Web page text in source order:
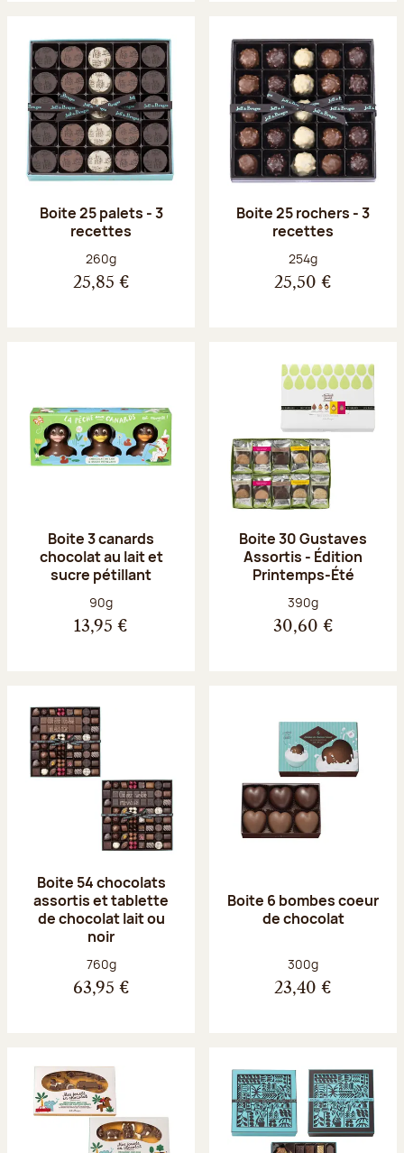
Boite 25 palets - 3
recettes
Poids net :
260g
25,85 €
Boite 25 rochers - 3
recettes
Poids net :
254g
25,50 €
Boite 3 canards
chocolat au lait et
sucre pétillant
Poids net :
90g
13,95 €
Boite 30 Gustaves
Assortis - Édition
Printemps-Été
Poids net :
390g
30,60 €
Boite 54 chocolats
assortis et tablette
de chocolat lait ou
noir
Poids net :
760g
63,95 €
Boite 6 bombes coeur
de chocolat
Poids net :
300g
23,40 €